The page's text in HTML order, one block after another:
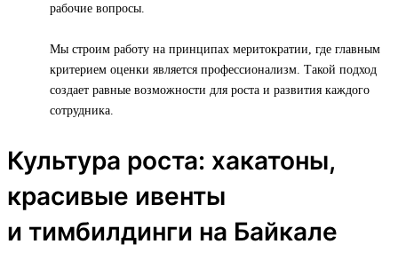
рабочие вопросы.
Мы строим работу на принципах меритократии, где главным
критерием оценки является профессионализм. Такой подход
создает равные возможности для роста и развития каждого
сотрудника.
Культура роста: хакатоны,
красивые ивенты
и тимбилдинги на Байкале